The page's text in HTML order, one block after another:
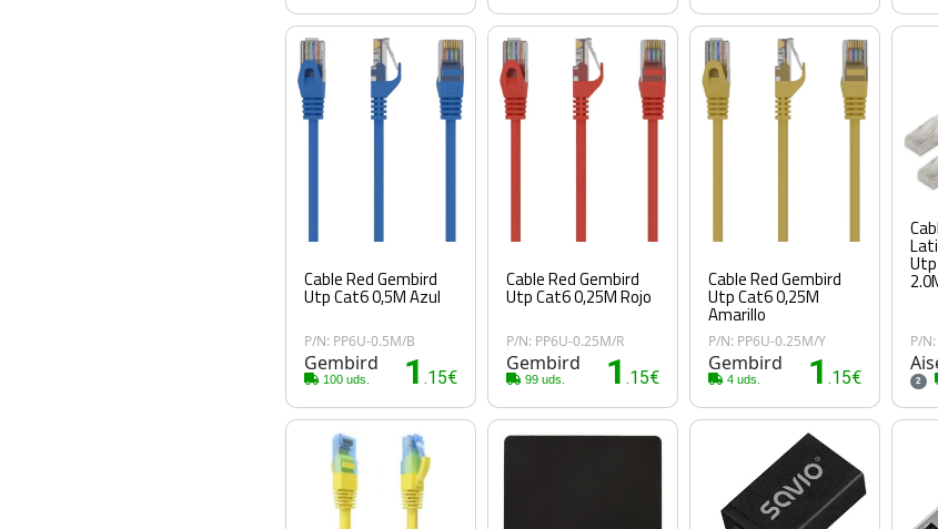
Cable Red Gembird
Utp Cat6 0,5M Azul
P/N: PP6U-0.5M/B
Gembird
100 uds. 1.15€
Cable Red Gembird
Utp Cat6 0,25M Rojo
P/N: PP6U-0.25M/R
Gembird
99 uds. 1.15€
Cable Red Gembird
Utp Cat6 0,25M
Amarillo
P/N: PP6U-0.25M/Y
Gembird
4 uds. 1.15€
P/
2